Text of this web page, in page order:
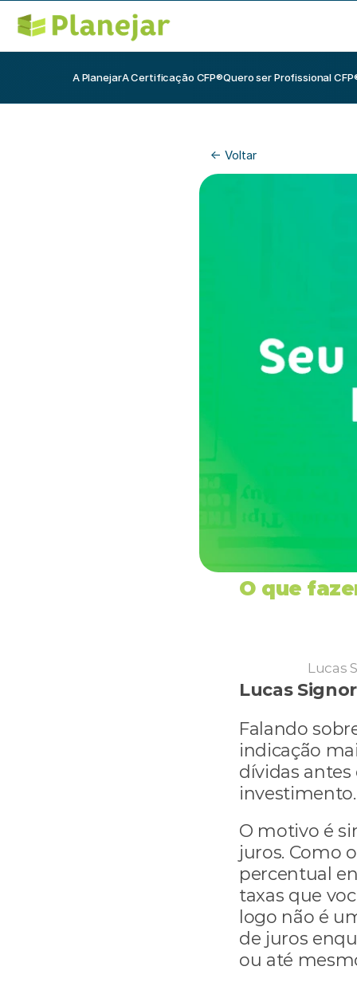
A PlanejarA Certificação CFP®Quero ser Profissional
<- Voltar
O que
Lucas
Lucas
Falando
indicação
dívidas
investimento.
O motivo é
juros. Como
percentual
taxas que
logo não é
de juros
ou até